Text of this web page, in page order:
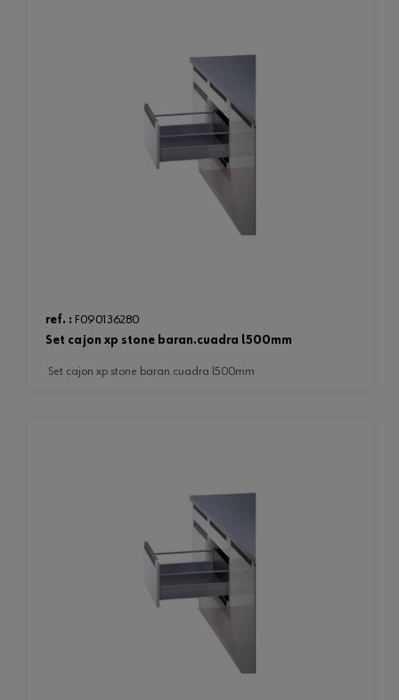
ref. : F090136280
set cajon xp stone baran.cuadra l500mm
set cajon xp stone baran.cuadra l500mm